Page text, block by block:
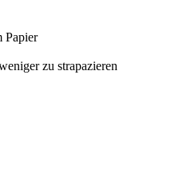
Papier
zu strapazieren